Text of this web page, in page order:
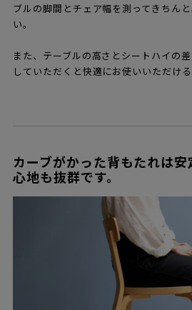
ブルの脚間とチェア幅を測ってきちん
い。
また、テーブルの高さとシートハイの
していただくと快適にお使いいただける
カーブがかった背もたれは安
心地も抜群です。